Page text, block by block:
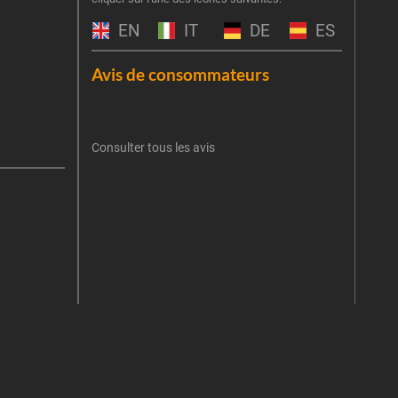
EN IT DE ES
Avis de consommateurs
Consulter tous les avis